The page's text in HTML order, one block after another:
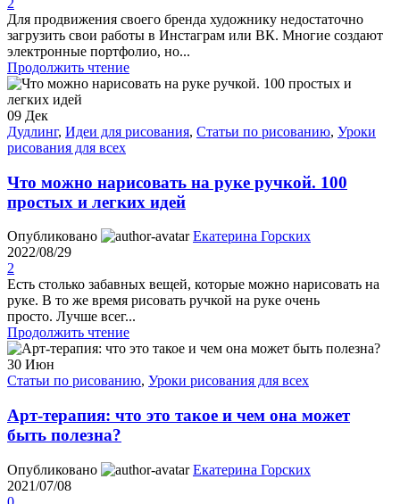
2
Для продвижения своего бренда художнику недостаточно
загрузить свои работы в Инстаграм или ВК. Многие создают
электронные портфолио, но...
Продолжить чтение
09 Дек
Дудлинг, Идеи для рисования, Статьи по рисованию, Уроки
рисования для всех
Что можно нарисовать на руке ручкой. 100
простых и легких идей
Опубликовано
Екатерина Горских
2022/08/29
2
Есть столько забавных вещей, которые можно нарисовать на
руке. В то же время рисовать ручкой на руке очень
просто. Лучше всег...
Продолжить чтение
30 Июн
Статьи по рисованию, Уроки рисования для всех
Арт-терапия: что это такое и чем она может
быть полезна?
Опубликовано
Екатерина Горских
2021/07/08